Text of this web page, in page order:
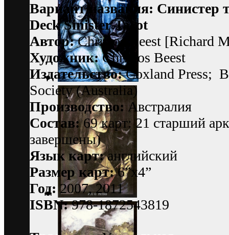
Вариант названия: Синистер
Deck Sinister Tarot
Автор:Christos Beest [Richard
Художник:Christos Beest
Издательство:Coxland Press;
Society (Australia)
Производство:Австралия
Состав:69 карт: 21 старший
завершены)
Язык карт:английский
Размер карт:6”x4”
Год: 2007, 2011
ISBN:978-1872543819